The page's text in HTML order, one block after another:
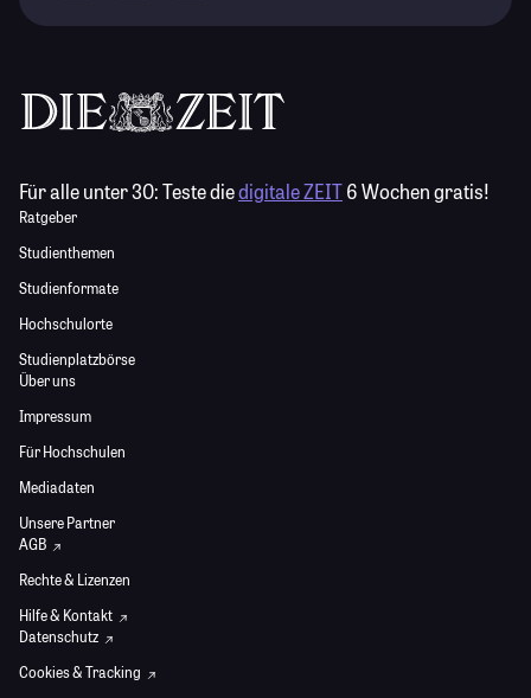
Für alle unter 30:Teste diedigitale ZEIT6 Wochen gratis!
Ratgeber
Studienthemen
Studienformate
Hochschulorte
Studienplatzbörse
Über uns
Impressum
Für Hochschulen
Mediadaten
Unsere Partner
AGB
Rechte & Lizenzen
Hilfe & Kontakt
Datenschutz
Cookies & Tracking